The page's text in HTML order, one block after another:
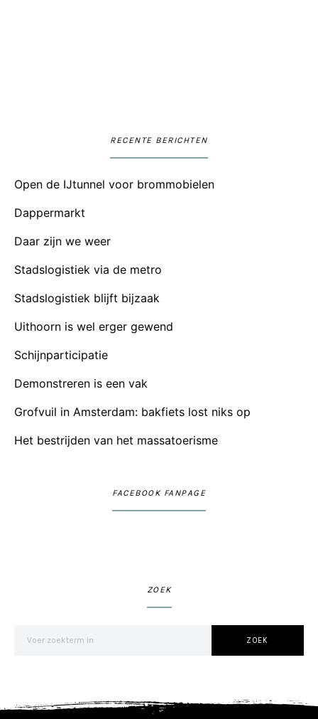
RECENTE BERICHTEN
Open de IJtunnel voor brommobielen
Dappermarkt
Daar zijn we weer
Stadslogistiek via de metro
Stadslogistiek blijft bijzaak
Uithoorn is wel erger gewend
Schijnparticipatie
Demonstreren is een vak
Grofvuil in Amsterdam: bakfiets lost niks op
Het bestrijden van het massatoerisme
FACEBOOK FANPAGE
ZOEK
ZOEK